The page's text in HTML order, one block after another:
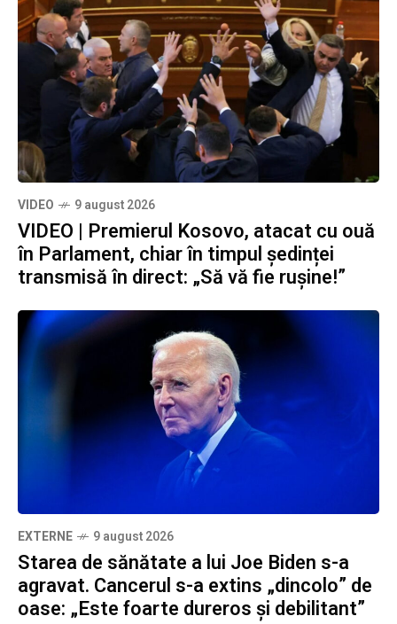
VIDEO 9 august 2026
VIDEO | Premierul Kosovo, atacat cu ouă
în Parlament, chiar în timpul ședinței
transmisă în direct: „Să vă fie rușine!”
EXTERNE 9 august 2026
Starea de sănătate a lui Joe Biden s-a
agravat. Cancerul s-a extins „dincolo” de
oase: „Este foarte dureros și debilitant”